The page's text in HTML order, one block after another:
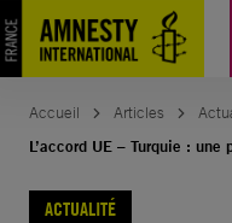
Aller
au
contenu
Accueil Articles
L’accord UE – Turquie :
ACTUALITÉ